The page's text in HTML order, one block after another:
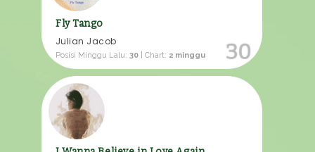
Fly Tango
Julian Jacob
Posisi Minggu Lalu: 30 | Chart: 2 minggu 30